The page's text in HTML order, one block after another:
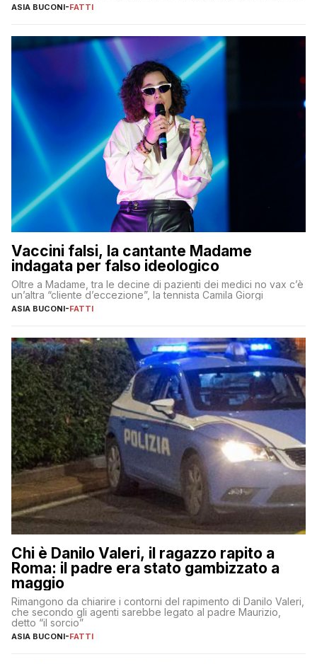
ASIA BUCONI-FATTI
Vaccini falsi, la cantante Madame
indagata per falso ideologico
Oltre a Madame, tra le decine di pazienti dei medici no vax c’è
un’altra “cliente d’eccezione”, la tennista Camila Giorgi
ASIA BUCONI-FATTI
Chi è Danilo Valeri, il ragazzo rapito a
Roma: il padre era stato gambizzato a
maggio
Rimangono da chiarire i contorni del rapimento di Danilo Valeri,
che secondo gli agenti sarebbe legato al padre Maurizio,
detto “il sorcio”
ASIA BUCONI-FATTI